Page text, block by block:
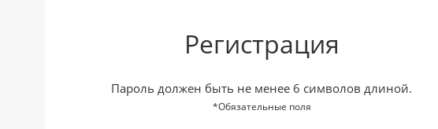
Регистрация
Пароль должен быть не менее 6 символов длиной.
*Обязательные поля